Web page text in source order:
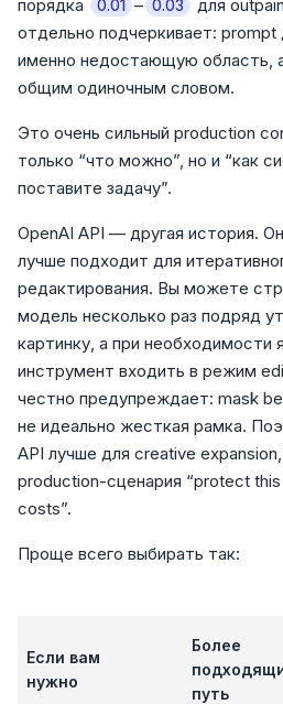
порядка 0.01 – 0.03
для
отдельно подчеркивает:
именно недостающую область,
общим одиночным словом.
Это очень сильный production
только “что можно”, но и “как
поставите задачу”.
OpenAI API — другая история.
лучше подходит для
редактирования. Вы можете
модель несколько раз подряд
картинку, а при необходимости
инструмент входить в режим
честно предупреждает: mask
не идеально жесткая рамка.
API лучше для creative
production-сценария “protect
costs”.
Проще всего выбирать так:
Если вам
нужно
Более
путь